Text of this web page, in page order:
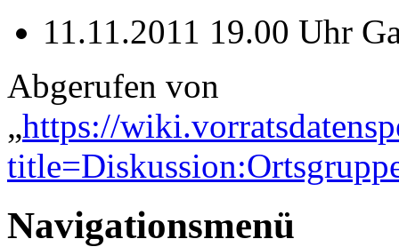
11.11.2011 19.00 Uhr
Abgerufen von
„https://
Navigationsmenü